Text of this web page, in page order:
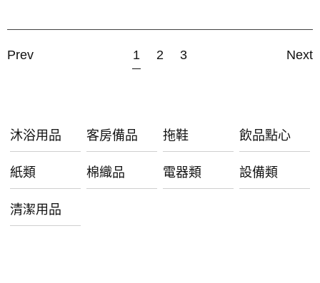
Prev 1 2 3 Next
沐浴用品 客房備品 拖鞋 飲品點心
紙類 棉織品 電器類 設備類
清潔用品